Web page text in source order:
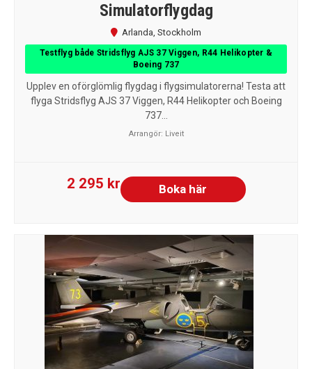
Simulatorflygdag
Arlanda, Stockholm
Testflyg både Stridsflyg AJS 37 Viggen, R44 Helikopter &
Boeing 737
Upplev en oförglömlig flygdag i flygsimulatorerna! Testa att
flyga Stridsflyg AJS 37 Viggen, R44 Helikopter och Boeing
737...
Arrangör: Liveit
2 295 kr Boka här